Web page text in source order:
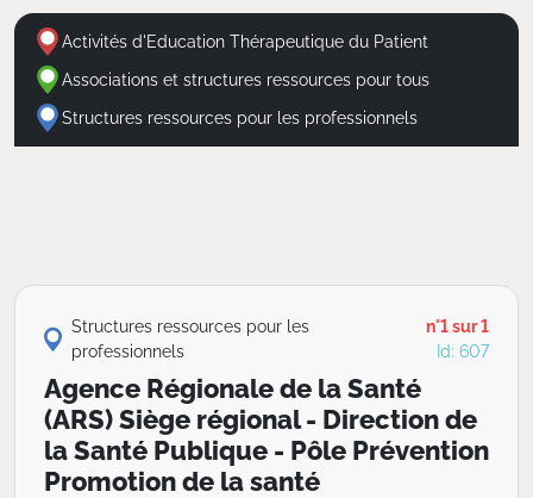
Activités d'Education Thérapeutique du Patient
Associations et structures ressources pour tous
Structures ressources pour les professionnels
Structures ressources pour les
professionnels
n°1 sur 1
Id: 607
Agence Régionale de la Santé
(ARS) Siège régional - Direction de
la Santé Publique - Pôle Prévention
Promotion de la santé